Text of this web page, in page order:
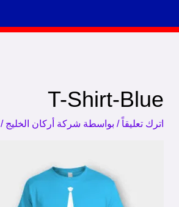
إلى
T-Shirt-Blue
اترك تعليقاً / بواسطة شركة أركان الخليج/